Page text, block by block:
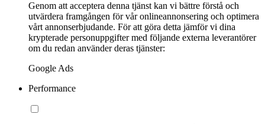
Genom att acceptera denna tjänst kan vi bättre förstå och
utvärdera framgången för vår onlineannonsering och optimera
vårt annonserbjudande. För att göra detta jämför vi dina
krypterade personuppgifter med följande externa leverantörer
om du redan använder deras tjänster:
Google Ads
Performance